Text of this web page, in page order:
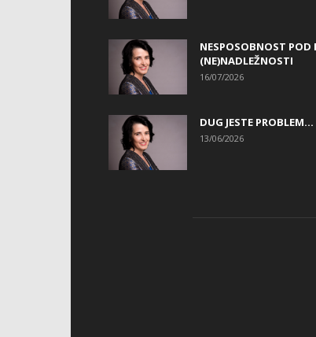
NESPOSOBNOST POD
(NE)NADLEŽNOSTI
16/07/2026
DUG JESTE PROBLEM…
13/06/2026